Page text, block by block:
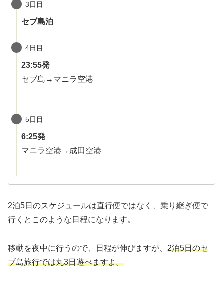
3日目
セブ島泊
4日目
23:55発
セブ島→マニラ空港
5日目
6:25発
マニラ空港→成田空港
2泊5日のスケジュールは直行便ではなく、乗り継ぎ便で
行くとこのような日程になります。
移動を夜中に行うので、日程が伸びますが、 2泊5日のセ
ブ島旅行では丸3日遊べますよ。